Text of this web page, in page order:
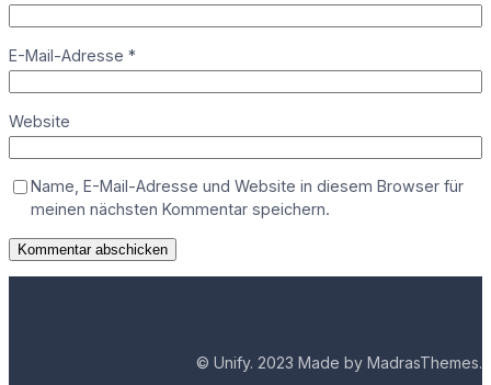
E-Mail-Adresse *
Website
Name, E-Mail-Adresse und Website in diesem Browser für
meinen nächsten Kommentar speichern.
© Unify. 2023 Made by MadrasThemes.